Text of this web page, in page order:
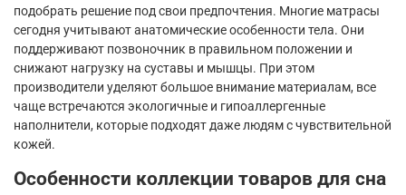
подобрать решение под свои предпочтения. Многие матрасы
сегодня учитывают анатомические особенности тела. Они
поддерживают позвоночник в правильном положении и
снижают нагрузку на суставы и мышцы. При этом
производители уделяют большое внимание материалам, все
чаще встречаются экологичные и гипоаллергенные
наполнители, которые подходят даже людям с чувствительной
кожей.
Особенности коллекции товаров для сна